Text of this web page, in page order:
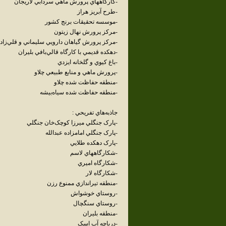
-کارگاههاي پرورش ماهي سردابي لاريجان
-طرح آبريز هراز
-موسسه تحقيقات برنج کشور
-مرکز پرورش نهال زيتون
-مرکز پرورش گياهان دارويي سليماني و
-دهکده قديمي با کارگاه قالي‌بافي بليران
-باغ کيوي و گلخانه ايزدي
-پرورش ماهي و منابع طبيعي چلاو
-منطقه حفاظت شده چلاو
-منطقه حفاظت شده سياه‌بيشه
جاذبه‌هاي تفريحي :
-پارک جنگلي ميرزا کوچک‌خان جنگلي
-پارک جنگلي امامزاده عبدالله
-پارک دهکده طلايي
-شکارگاههاي لاسم
-شکارگاه اميري
-شکارگاه لار
-منطقه تيراندازي ممنوع رزن
-روستاي خوشواش
-روستاي سنگچال
-منطقه بليران
-درياچه آب اسک